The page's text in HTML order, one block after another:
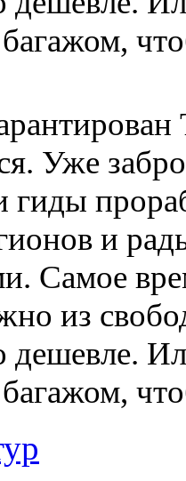
Уже
гиды
и
Самое
из
дешевле.